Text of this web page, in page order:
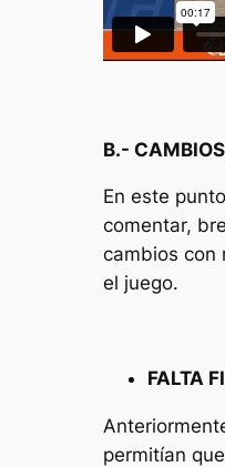
B.-
En este
comentar,
cambios con
el juego.
FALTA
permitían